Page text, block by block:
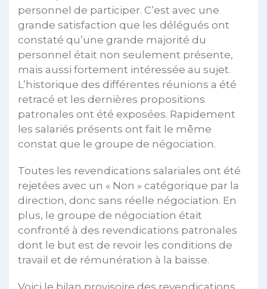
personnel de participer. C’est avec une
grande satisfaction que les délégués ont
constaté qu’une grande majorité du
personnel était non seulement présente,
mais aussi fortement intéressée au sujet.
L’historique des différentes réunions a été
retracé et les dernières propositions
patronales ont été exposées. Rapidement
les salariés présents ont fait le même
constat que le groupe de négociation.
Toutes les revendications salariales ont été
rejetées avec un « Non » catégorique par la
direction, donc sans réelle négociation. En
plus, le groupe de négociation était
confronté à des revendications patronales
dont le but est de revoir les conditions de
travail et de rémunération à la baisse.
Voici le bilan provisoire des revendications